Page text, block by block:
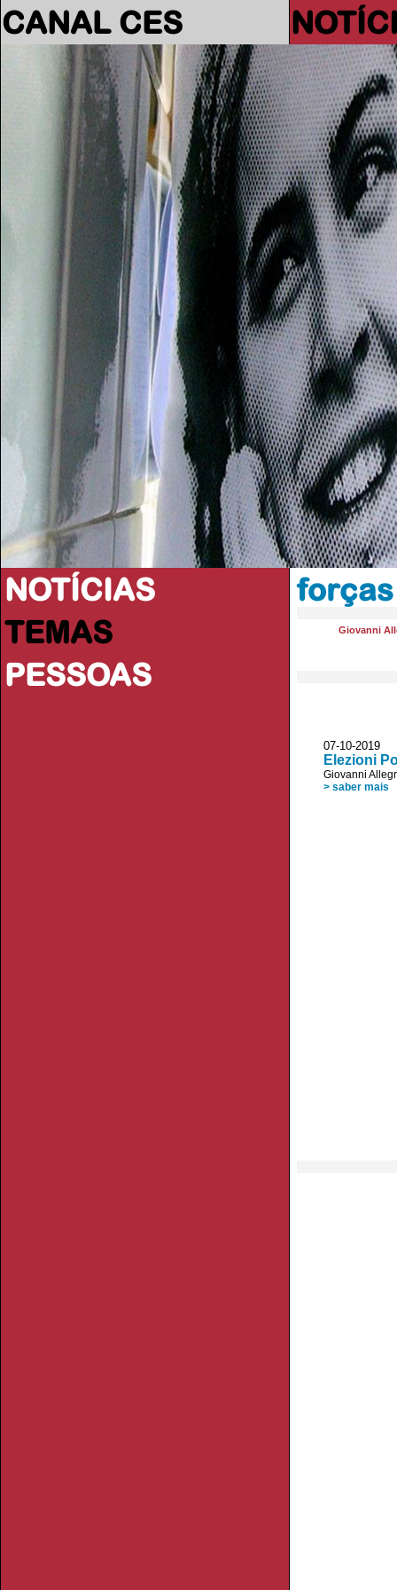
CANAL CES
NOTÍCIAS
TEMAS
PESSOAS
Giovanni
07-10-2019
Elezioni
Giovanni
> saber mais